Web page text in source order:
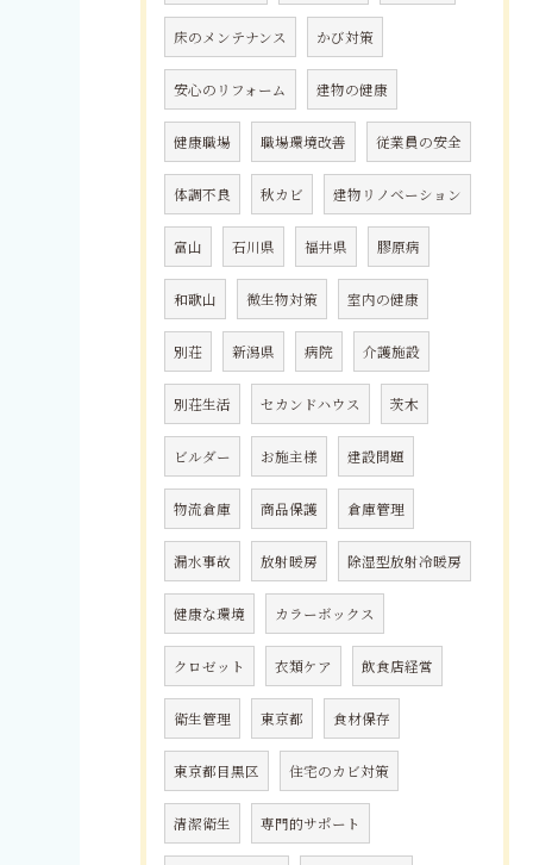
床のメンテナンス かび対策
安心のリフォーム 建物の健康
健康職場 職場環境改善 従業員の安全
体調不良 秋カビ 建物リノベーション
富山 石川県 福井県 膠原病
和歌山 微生物対策 室内の健康
別荘 新潟県 病院 介護施設
別荘生活 セカンドハウス 茨木
ビルダー お施主様 建設問題
物流倉庫 商品保護 倉庫管理
漏水事故 放射暖房 除湿型放射冷暖房
健康な環境 カラーボックス
クロゼット 衣類ケア 飲食店経営
衛生管理 東京都 食材保存
東京都目黒区 住宅のカビ対策
清潔衛生 専門的サポート